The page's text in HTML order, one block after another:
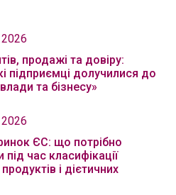
продажі та довіру:
підприємці долучилися до
та бізнесу»
ЄС: що потрібно
під час класифікації
і дієтичних